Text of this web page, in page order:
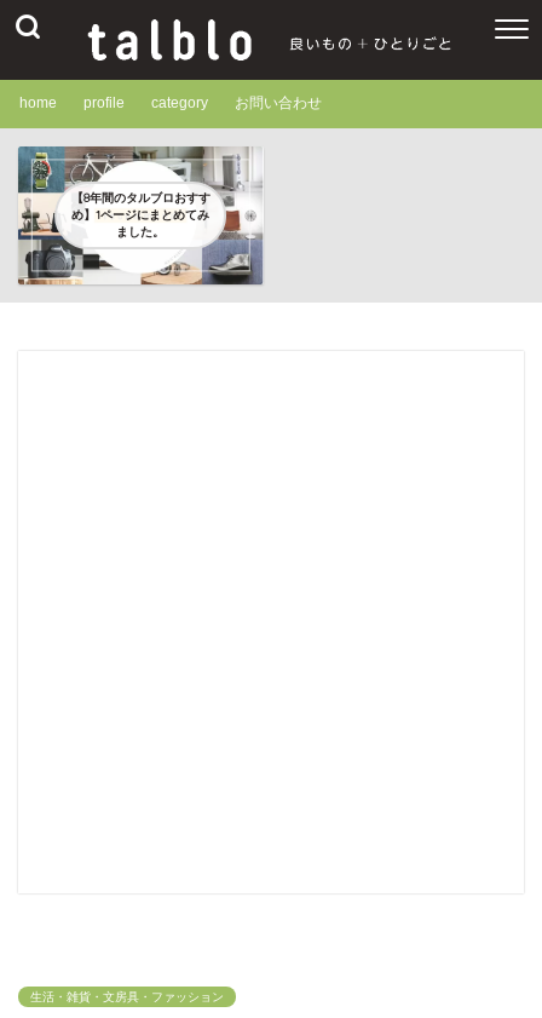
home profile category お問い合わせ
【8年間のタルブロおすす
め】1ページにまとめてみ
ました。
生活・雑貨・文房具・ファッション